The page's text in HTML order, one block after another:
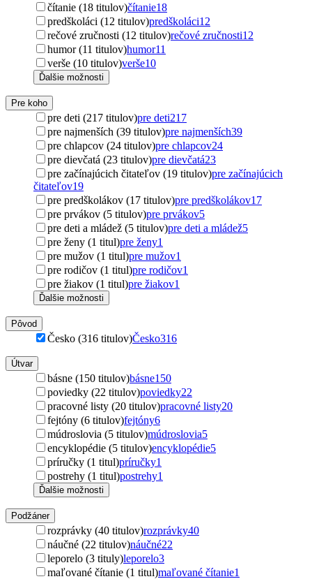
čítanie (18 titulov)čítanie18
predškoláci (12 titulov)predškoláci12
rečové zručnosti (12 titulov)rečové zručnosti12
humor (11 titulov)humor11
verše (10 titulov)verše10
Ďalšie možnosti
Pre koho
pre deti (217 titulov)pre deti217
pre najmenších (39 titulov)pre najmenších39
pre chlapcov (24 titulov)pre chlapcov24
pre dievčatá (23 titulov)pre dievčatá23
pre začínajúcich čitateľov (19 titulov)pre začínajúcich
čitateľov19
pre predškolákov (17 titulov)pre predškolákov17
pre prvákov (5 titulov)pre prvákov5
pre deti a mládež (5 titulov)pre deti a mládež5
pre ženy (1 titul)pre ženy1
pre mužov (1 titul)pre mužov1
pre rodičov (1 titul)pre rodičov1
pre žiakov (1 titul)pre žiakov1
Ďalšie možnosti
Pôvod
Česko (316 titulov)Česko316
Útvar
básne (150 titulov)básne150
poviedky (22 titulov)poviedky22
pracovné listy (20 titulov)pracovné listy20
fejtóny (6 titulov)fejtóny6
múdroslovia (5 titulov)múdroslovia5
encyklopédie (5 titulov)encyklopédie5
príručky (1 titul)príručky1
postrehy (1 titul)postrehy1
Ďalšie možnosti
Podžáner
rozprávky (40 titulov)rozprávky40
náučné (22 titulov)náučné22
leporelo (3 tituly)leporelo3
maľované čítanie (1 titul)maľované čítanie1